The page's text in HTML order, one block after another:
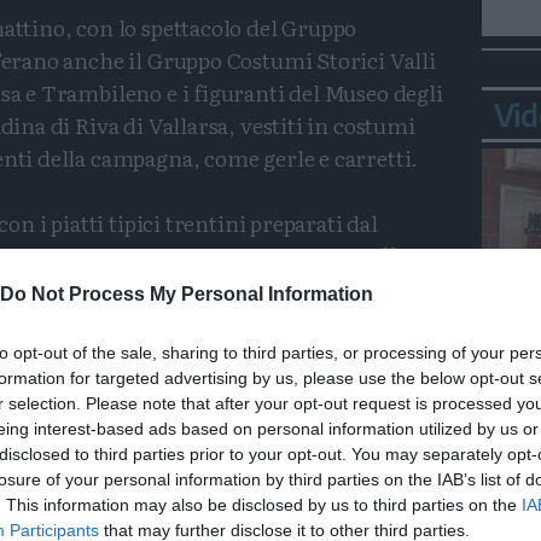
Do Not Process My Personal Information
opt-out of the sale, sharing to third parties, or processing of your
for targeted advertising by us, please use the below opt-out
selection. Please note that after your opt-out request is processed
interest-based ads based on personal information utilized by us
to third parties prior to your opt-out. You may separately
of your personal information by third parties on the IAB’s list of
This information may also be disclosed by us to third parties on the
Participants that may further disclose it to other third parties.
con lo spettacolo del Gruppo
anche il Gruppo Costumi Storici Valli
e Trambileno e i figuranti del Museo degli
di Riva di Vallarsa, vestiti in costumi
della campagna, come gerle e carretti.
i piatti tipici trentini preparati dal
Il Tucul. La Sat di Vallarsa ha offerto
si è snodata tra lo spettacolo degli
e i balli del Gruppo Costumi
fiera, organizzata come di consueto dal
supportod el Comune di Vallarsa, alcune
curata dal Museo degli usi e
sulle antiche pratiche di